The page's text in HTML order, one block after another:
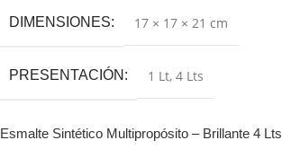
DIMENSIONES 17 × 17 × 21 cm
PRESENTACIÓN 1 Lt, 4 Lts
Esmalte Sintético Multipropósito – Brillante 4 Lts